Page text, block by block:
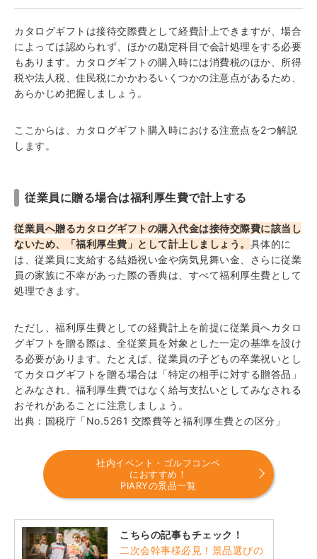
カタログギフトは接待交際費として経費計上できますが、場合
によっては認められず、ほかの勘定科目で会計処理をする必要
もあります。カタログギフトの購入時には消費税のほか、所得
税や法人税、住民税にかかわるいくつかの注意点があるため、
あらかじめ把握しましょう。
ここからは、カタログギフト購入時における注意点を2つ解説
します。
従業員に贈る場合は福利厚生費で計上する
従業員へ贈るカタログギフトの購入代金は接待交際費に該当し
ないため、「福利厚生費」として計上しましょう。 具体的に
は、従業員に支給する結婚祝い金や病気見舞い金、さらに従業
員の家族に不幸があった際の香典は、すべて福利厚生費として
処理できます。
ただし、福利厚生費としての経費計上を前提に従業員へカタロ
グギフトを贈る際は、全従業員を対象とした一定の基準を設け
る必要があります。たとえば、従業員の子どもの卒業祝いとし
てカタログギフトを贈る場合は「特定の相手に対する贈答品」
とみなされ、福利厚生費ではなく給与支払いとしてみなされる
おそれがあることに注意しましょう。
出典： 国税庁「No.5261 交際費等と福利厚生費との区分」
社内イベント・ゴルフコンペ
におすすめ！
PIARYの景品一覧
こちらの記事もチェック！
二次会幹事様必見！景品選びの